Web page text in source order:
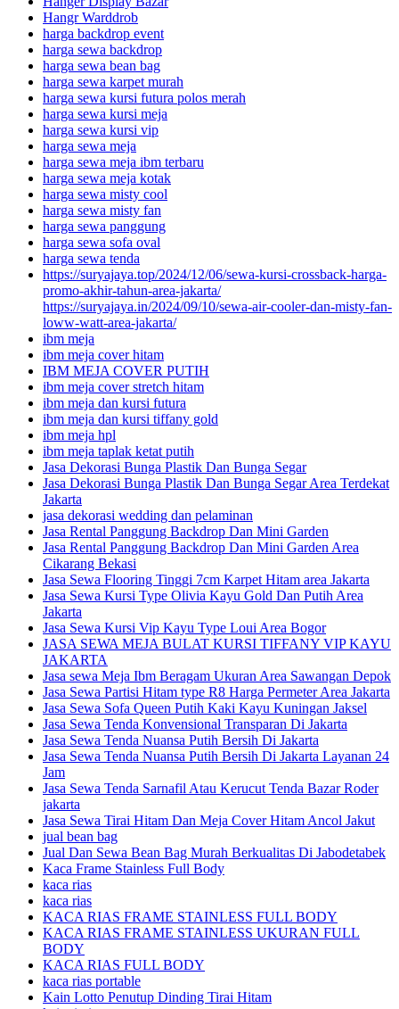
Hangr Warddrob
harga backdrop event
harga sewa backdrop
harga sewa bean bag
harga sewa karpet murah
harga sewa kursi futura polos merah
harga sewa kursi meja
harga sewa kursi vip
harga sewa meja
harga sewa meja ibm terbaru
harga sewa meja kotak
harga sewa misty cool
harga sewa misty fan
harga sewa panggung
harga sewa sofa oval
harga sewa tenda
https://suryajaya.top/2024/12/06/sewa-kursi-crossback-harga-
promo-akhir-tahun-area-jakarta/
https://suryajaya.in/2024/09/10/sewa-air-cooler-dan-misty-fan-
loww-watt-area-jakarta/
ibm meja
ibm meja cover hitam
IBM MEJA COVER PUTIH
ibm meja cover stretch hitam
ibm meja dan kursi futura
ibm meja dan kursi tiffany gold
ibm meja hpl
ibm meja taplak ketat putih
Jasa Dekorasi Bunga Plastik Dan Bunga Segar
Jasa Dekorasi Bunga Plastik Dan Bunga Segar Area Terdekat
Jakarta
jasa dekorasi wedding dan pelaminan
Jasa Rental Panggung Backdrop Dan Mini Garden
Jasa Rental Panggung Backdrop Dan Mini Garden Area
Cikarang Bekasi
Jasa Sewa Flooring Tinggi 7cm Karpet Hitam area Jakarta
Jasa Sewa Kursi Type Olivia Kayu Gold Dan Putih Area
Jakarta
Jasa Sewa Kursi Vip Kayu Type Loui Area Bogor
JASA SEWA MEJA BULAT KURSI TIFFANY VIP KAYU
JAKARTA
Jasa sewa Meja Ibm Beragam Ukuran Area Sawangan Depok
Jasa Sewa Partisi Hitam type R8 Harga Permeter Area Jakarta
Jasa Sewa Sofa Queen Putih Kaki Kayu Kuningan Jaksel
Jasa Sewa Tenda Konvensional Transparan Di Jakarta
Jasa Sewa Tenda Nuansa Putih Bersih Di Jakarta
Jasa Sewa Tenda Nuansa Putih Bersih Di Jakarta Layanan 24
Jam
Jasa Sewa Tenda Sarnafil Atau Kerucut Tenda Bazar Roder
jakarta
Jasa Sewa Tirai Hitam Dan Meja Cover Hitam Ancol Jakut
jual bean bag
Jual Dan Sewa Bean Bag Murah Berkualitas Di Jabodetabek
Kaca Frame Stainless Full Body
kaca rias
kaca rias
KACA RIAS FRAME STAINLESS FULL BODY
KACA RIAS FRAME STAINLESS UKURAN FULL
BODY
KACA RIAS FULL BODY
kaca rias portable
Kain Lotto Penutup Dinding Tirai Hitam